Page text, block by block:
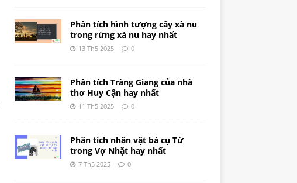
Phân tích hình tượng cây xà nu
trong rừng xà nu hay nhất
13 Th5 2025 0
Phân tích Tràng Giang của nhà
thơ Huy Cận hay nhất
11 Th5 2025 0
Phân tích nhân vật bà cụ Tứ
trong Vợ Nhặt hay nhất
7 Th5 2025 0